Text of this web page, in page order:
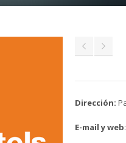
Dirección:
E-mail y web: